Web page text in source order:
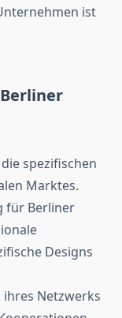
ist
spezifischen
Marktes.
für Berliner
Designs
Netzwerks